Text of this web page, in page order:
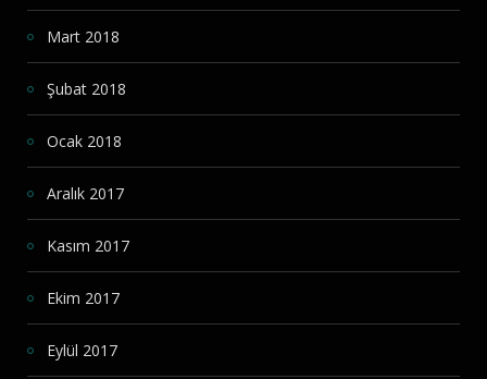
Mart 2018
Şubat 2018
Ocak 2018
Aralık 2017
Kasım 2017
Ekim 2017
Eylül 2017